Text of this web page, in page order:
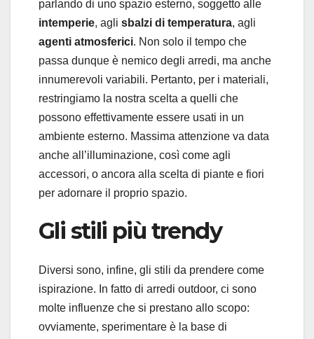
parlando di uno spazio esterno, soggetto alle
intemperie, agli sbalzi di temperatura, agli
agenti atmosferici. Non solo il tempo che
passa dunque è nemico degli arredi, ma anche
innumerevoli variabili. Pertanto, per i materiali,
restringiamo la nostra scelta a quelli che
possono effettivamente essere usati in un
ambiente esterno. Massima attenzione va data
anche all’illuminazione, così come agli
accessori, o ancora alla scelta di piante e fiori
per adornare il proprio spazio.
Gli stili più trendy
Diversi sono, infine, gli stili da prendere come
ispirazione. In fatto di arredi outdoor, ci sono
molte influenze che si prestano allo scopo:
ovviamente, sperimentare è la base di